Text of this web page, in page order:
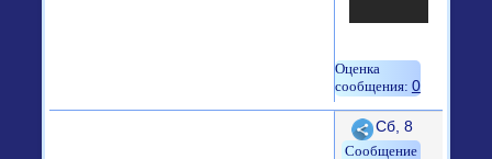
0
Поделиться
Сб, 8